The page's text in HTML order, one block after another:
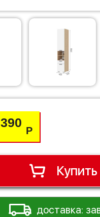
390
Р
Купить
доставка: